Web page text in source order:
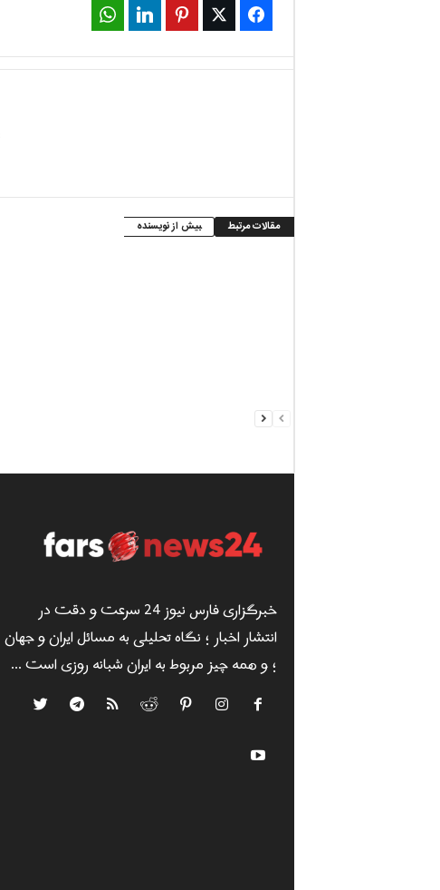
Facebook
Twitter
Pinterest
LinkedIn
مقالات مرتبط بیش از نویسنده
خبرگزاری فارس نیوز 24 سرعت و دقت در
انتشار اخبار ؛ نگاه تحلیلی به مسائل ایران و جهان
؛ و همه چیز مربوط به ایران شبانه روزی است ...